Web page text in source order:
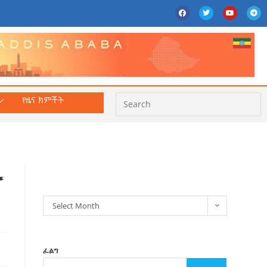
የዜና ክምችት
Select Month
ፈልግ